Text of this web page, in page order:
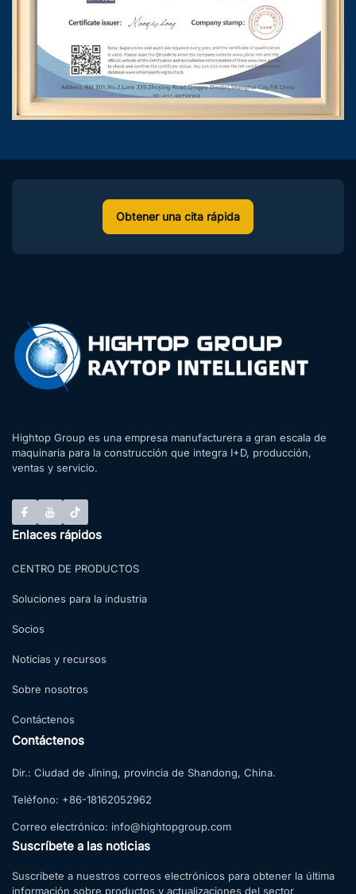
Obtener una cita rápida
Hightop Group es una empresa manufacturera a gran escala de
maquinaria para la construcción que integra I+D, producción,
ventas y servicio.
Enlaces rápidos
CENTRO DE PRODUCTOS
Soluciones para la industria
Socios
Noticias y recursos
Sobre nosotros
Contáctenos
Contáctenos
Dir.: Ciudad de Jining, provincia de Shandong, China.
Teléfono: +86-18162052962
Correo electrónico: info@hightopgroup.com
Suscríbete a las noticias
Suscríbete a nuestros correos electrónicos para obtener la última
información sobre productos y actualizaciones del sector